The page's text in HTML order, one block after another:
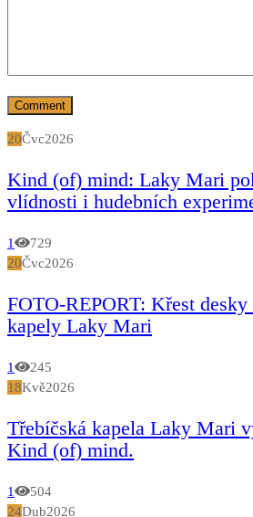
20Čvc2026
Kind (of) mind: Laky Mari
vlídnosti i hudebních
1
729
20Čvc2026
FOTO-REPORT: Křest
kapely Laky Mari
1
245
18Kvě2026
Třebíčská kapela Laky Mari
Kind (of) mind.
1
504
24Dub2026